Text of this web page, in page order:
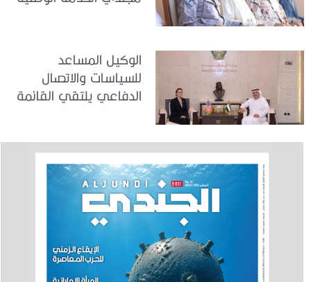
الوكيل المساعد
للسياسات والاتصال
الدفاعي يلتقي القائمة